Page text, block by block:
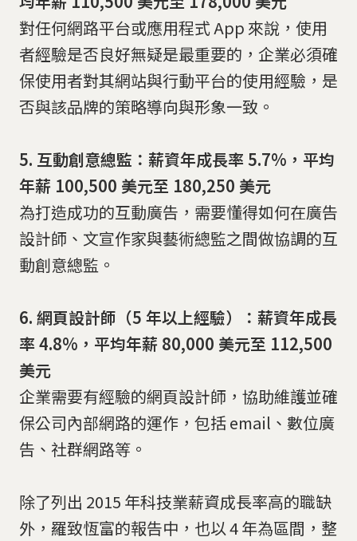
對任何網路平台或應用程式 App 來說，使用
者經驗是否良好無疑是最重要的，企業必須確
保使用者對其網站與行動平台的使用經驗，是
否與該品牌的策略導向與形象一致。
5. 互動創意總監：薪資年成長率 5.7%，平均
年薪 100,500 美元至 180,250 美元
為打造成功的互動廣告，需要懂得如何在廣告
設計師、文宣作家與藝術總監之間做協調的互
動創意總監。
6. 網頁設計師（5 年以上經驗）：薪資年成長
率 4.8%，平均年薪 80,000 美元至 112,500
美元
企業需要有經驗的網頁設計師，協助維護並確
保公司內部網路的運作，包括 email、數位廣
告、社群網路等。
除了列出 2015 年科技業薪資成長率高的職缺
外，羅致恆富的報告中，也以 4 年為區間，整